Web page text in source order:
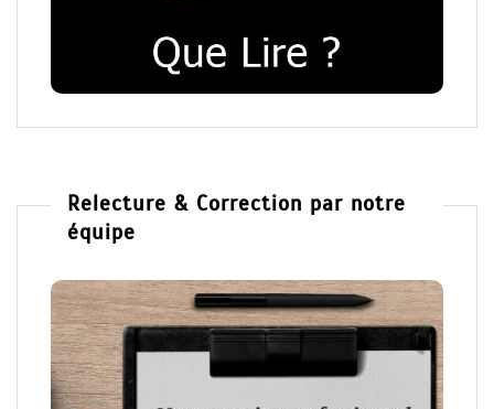
Relecture & Correction par notre
équipe